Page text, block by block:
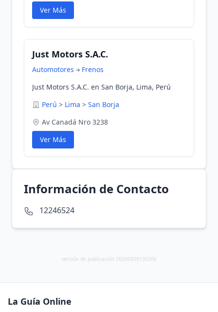
Ver Más
Just Motors S.A.C.
Automotores
Frenos
Just Motors S.A.C. en San Borja, Lima, Perú
Perú > Lima > San Borja
Av Canadá Nro 3238
Ver Más
Información de Contacto
12246524
versión de publicación 20260809135306
La Guía Online